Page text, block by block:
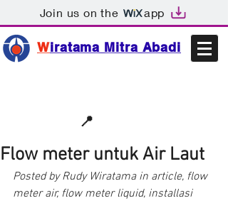
Join us on the app
Wiratama Mitra Abadi
📍
Flow meter untuk Air Laut
Posted by Rudy Wiratama in article, flow
meter air, flow meter liquid, installasi